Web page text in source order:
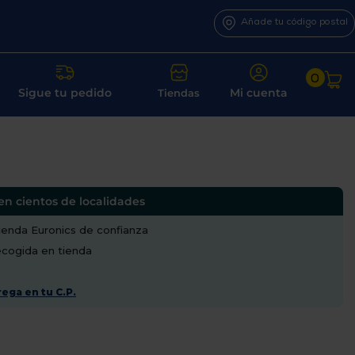
Añade tu código postal
Sigue tu pedido Tiendas Mi cuenta
0
cientos de localidades
Euronics de confianza
en tienda
en tu C.P.